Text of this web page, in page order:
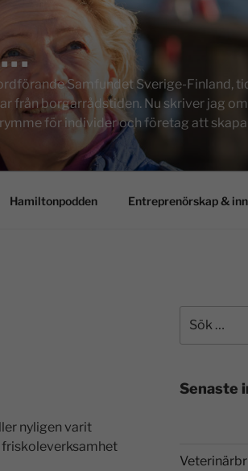
Samfundet Sverige-Finland,
borgarrådstiden. Nu skriver jag
för individer och företag att
Hamiltonpodden Entreprenörskap &
nyligen varit
Senaste